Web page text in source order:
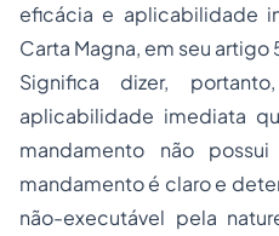
eficácia e aplicabilidade
Carta Magna, em seu artigo
Significa dizer,
aplicabilidade imediata
mandamento não
mandamento é claro e
não-executável pela